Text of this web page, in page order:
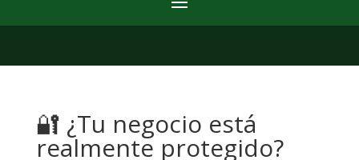
🔐 ¿Tu negocio está
realmente protegido?